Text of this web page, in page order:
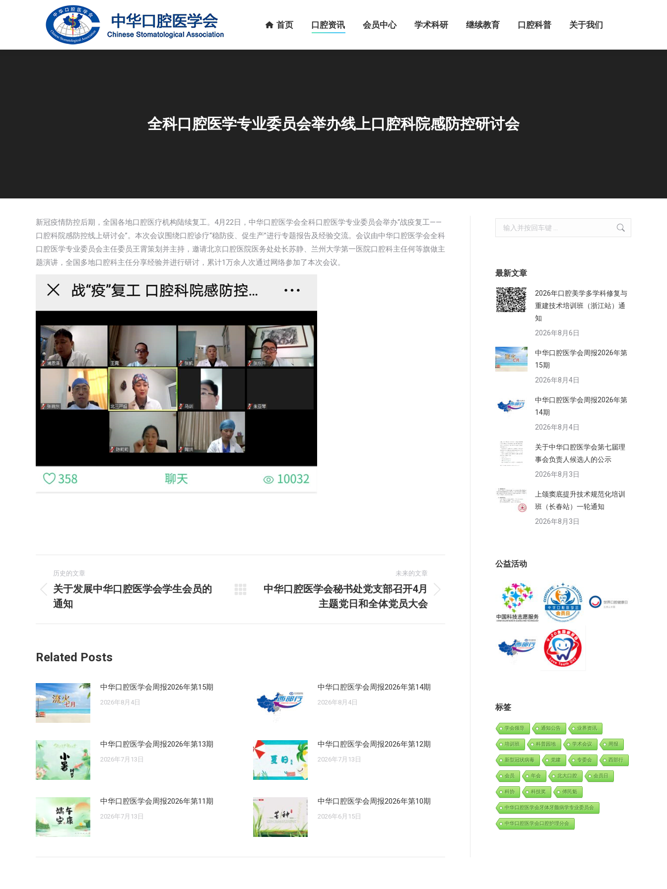
首页 口腔资讯 会员中心 学术科研 继续教育 口腔科普 关于我们
全科口腔医学专业委员会举办线上口腔科院感防控研讨会
新冠疫情防控后期，全国各地口腔医疗机构陆续复工。4月22日，中华口腔医学会全科口腔医学专业委员会举办“战疫复工——
口腔科院感防控线上研讨会”。本次会议围绕口腔诊疗“稳防疫、促生产”进行专题报告及经验交流。会议由中华口腔医学会全科
口腔医学专业委员会主任委员王霄策划并主持，邀请北京口腔医院医务处处长苏静、兰州大学第一医院口腔科主任何等旗做主
题演讲，全国多地口腔科主任分享经验并进行研讨，累计1万余人次通过网络参加了本次会议。
章
航
历史的文章
历
史
的
关于发展中华口腔医学会学生会员的
通知
未来的文章
未
的
中华口腔医学会秘书处党支部召开4月
主题党日和全体党员大会
Related Posts
中华口腔医学会周报2026年第15期
2026年8月4日
中华口腔医学会周报2026年第14期
2026年8月4日
中华口腔医学会周报2026年第13期
2026年7月13日
中华口腔医学会周报2026年第12期
2026年7月13日
中华口腔医学会周报2026年第11期
2026年7月13日
中华口腔医学会周报2026年第10期
2026年6月15日
Search:
最新文章
2026年口腔美学多学科修复与
重建技术培训班（浙江站）通
知
2026年8月6日
中华口腔医学会周报2026年第
15期
2026年8月4日
中华口腔医学会周报2026年第
14期
2026年8月4日
关于中华口腔医学会第七届理
事会负责人候选人的公示
2026年8月3日
上颌窦底提升技术规范化培训
班（长春站）一轮通知
2026年8月3日
公益活动
标签
学会领导 通知公告 业界资讯
培训班 科普园地 学术会议 周报
新型冠状病毒 党建 专委会 西部行
会员 年会 北大口腔 会员日
科协 科技奖 傅民魁
中华口腔医学会牙体牙髓病学专业委员会
中华口腔医学会口腔护理分会